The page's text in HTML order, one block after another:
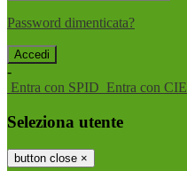
Password dimenticata?
-
Entra con SPID Entra con CIE
Seleziona utente
button close ×